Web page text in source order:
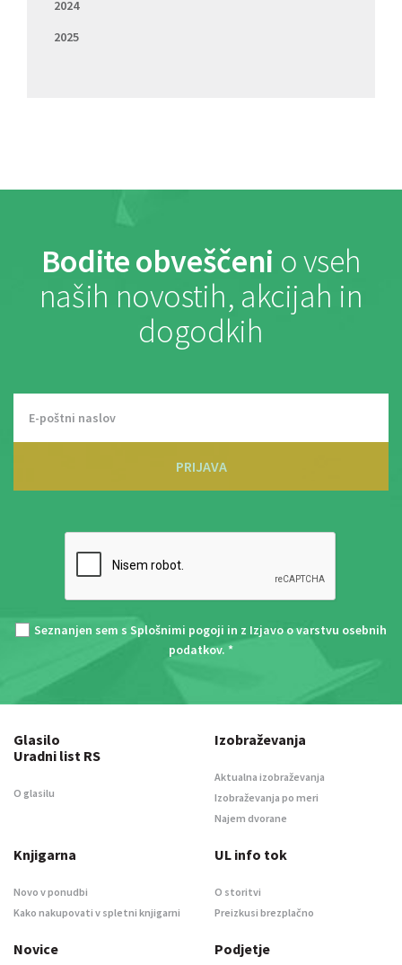
2024
2025
Bodite obveščeni o vseh
naših novostih, akcijah in
dogodkih
PRIJAVA
Seznanjen sem s Splošnimi pogoji in z Izjavo o varstvu osebnih
podatkov. *
Glasilo
Uradni list RS
O glasilu
Izobraževanja
Aktualna izobraževanja
Izobraževanja po meri
Najem dvorane
Knjigarna
Novo v ponudbi
Kako nakupovati v spletni knjigarni
UL info tok
O storitvi
Preizkusi brezplačno
Novice Podjetje